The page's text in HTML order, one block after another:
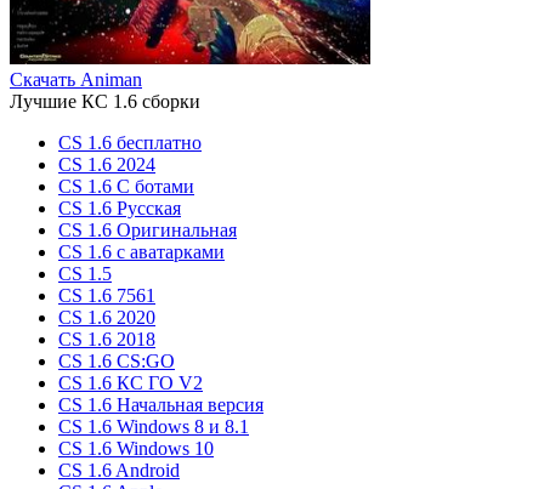
Скачать Animan
Лучшие КС 1.6 сборки
CS 1.6 бесплатно
CS 1.6 2024
CS 1.6 С ботами
CS 1.6 Русская
CS 1.6 Оригинальная
CS 1.6 c аватарками
CS 1.5
CS 1.6 7561
CS 1.6 2020
CS 1.6 2018
CS 1.6 CS:GO
CS 1.6 КС ГО V2
CS 1.6 Начальная версия
CS 1.6 Windows 8 и 8.1
CS 1.6 Windows 10
CS 1.6 Android